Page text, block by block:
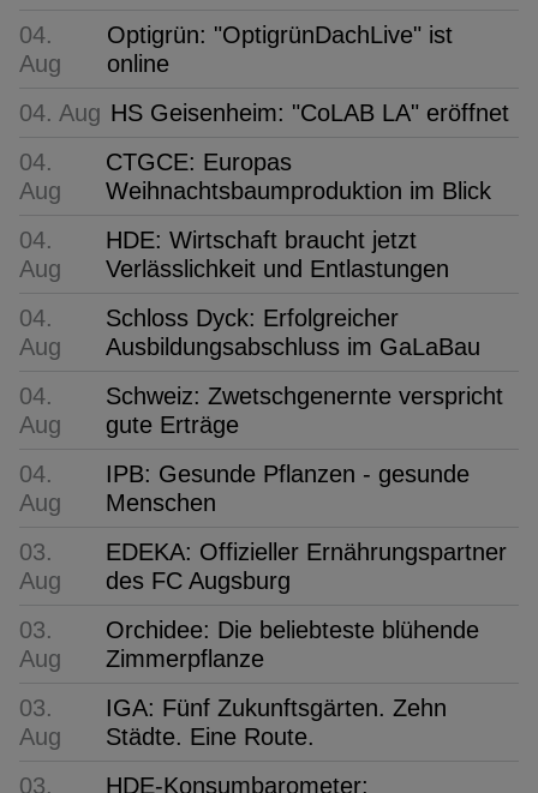
04.
Aug
Optigrün: "OptigrünDachLive" ist
online
04. Aug HS Geisenheim: "CoLAB LA" eröffnet
04.
Aug
CTGCE: Europas
Weihnachtsbaumproduktion im Blick
04.
Aug
HDE: Wirtschaft braucht jetzt
Verlässlichkeit und Entlastungen
04.
Aug
Schloss Dyck: Erfolgreicher
Ausbildungsabschluss im GaLaBau
04.
Aug
Schweiz: Zwetschgenernte verspricht
gute Erträge
04.
Aug
IPB: Gesunde Pflanzen - gesunde
Menschen
03.
Aug
EDEKA: Offizieller Ernährungspartner
des FC Augsburg
03.
Aug
Orchidee: Die beliebteste blühende
Zimmerpflanze
03.
Aug
IGA: Fünf Zukunftsgärten. Zehn
Städte. Eine Route.
03.
HDE-Konsumbarometer: